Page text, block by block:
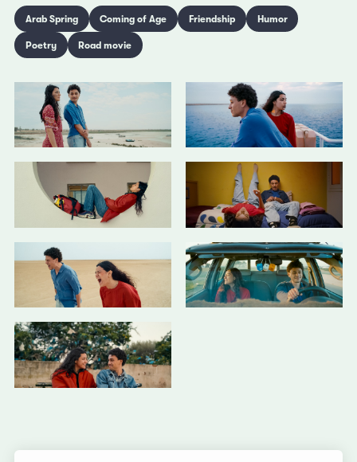
Arab Spring Coming of Age Friendship Humor
Poetry Road movie